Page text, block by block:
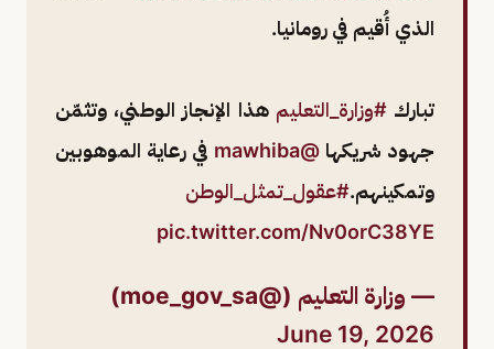
الذي أُقيم في رومانيا.
تبارك#وزارة_التعليم هذا الإنجاز الوطني، وتثمّن
جهود شريكها @mawhiba
في رعاية الموهوبين
وتمكينهم.#عقول_تمثل_الوطن
pic.twitter.com/Nv0orC38YE
— وزارة التعليم (@moe_gov_sa)
June 19, 2026